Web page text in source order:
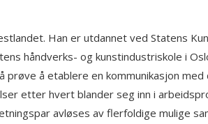
Han er utdannet ved Statens
håndverks- og kunstindustriskole i
å etablere en kommunikasjon
etter hvert blander seg inn i
avløses av flerfoldige mulige